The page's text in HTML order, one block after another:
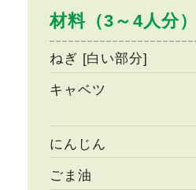
材料（3～4人分）
ねぎ [白い部分]
キャベツ
にんじん
ごま油